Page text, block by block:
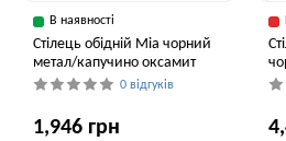
В наявності
Стілець обідній Mia чорний
метал/капучино оксамит
0 відгуків
1,946 грн